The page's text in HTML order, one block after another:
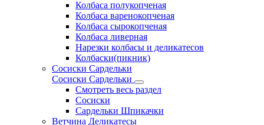
Колбаса полукопченая
Колбаса варенокопченая
Колбаса сырокопченая
Колбаса ливерная
Нарезки колбасы и деликатесов
Колбаски(пикник)
Сосиски Сардельки
Сосиски Сардельки
Смотреть весь раздел
Сосиски
Сардельки Шпикачки
Ветчина Деликатесы